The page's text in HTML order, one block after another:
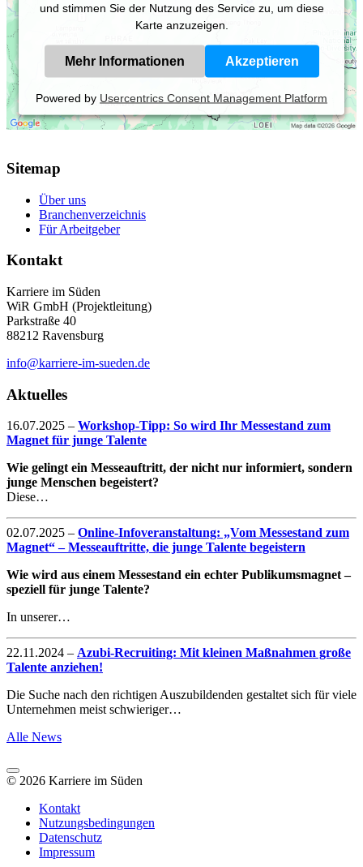
und stimmen Sie der Nutzung des Service zu, um diese
Karte anzuzeigen.
Mehr Informationen Akzeptieren
Powered by Usercentrics Consent Management Platform
Sitemap
Über uns
Branchenverzeichnis
Für Arbeitgeber
Kontakt
Karriere im Süden
WiR GmbH (Projektleitung)
Parkstraße 40
88212 Ravensburg
info@karriere-im-sueden.de
Aktuelles
16.07.2025 – Workshop-Tipp: So wird Ihr Messestand zum
Magnet für junge Talente
Wie gelingt ein Messeauftritt, der nicht nur informiert, sondern
junge Menschen begeistert?
Diese…
02.07.2025 – Online-Infoveranstaltung: „Vom Messestand zum
Magnet“ – Messeauftritte, die junge Talente begeistern
Wie wird aus einem Messestand ein echter Publikumsmagnet –
speziell für junge Talente?
In unserer…
22.11.2024 – Azubi-Recruiting: Mit kleinen Maßnahmen große
Talente anziehen!
Die Suche nach den richtigen Auszubildenden gestaltet sich für viele
Unternehmen meist schwieriger…
Alle News
© 2026 Karriere im Süden
Kontakt
Nutzungsbedingungen
Datenschutz
Impressum